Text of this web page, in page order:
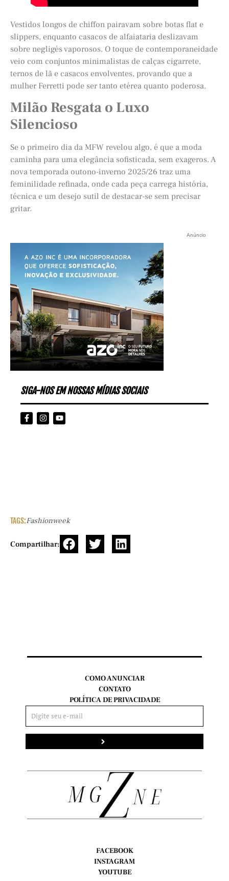
Vestidos longos de chiffon pairavam sobre botas flat e
slippers, enquanto casacos de alfaiataria deslizavam
sobre negligés vaporosos. O toque de contemporaneidade
veio com conjuntos minimalistas de calças cigarrete,
ternos de lã e casacos envolventes, provando que a
mulher Ferretti pode ser tanto etérea quanto poderosa.
Milão Resgata o Luxo
Silencioso
Se o primeiro dia da MFW revelou algo, é que a moda
caminha para uma elegância sofisticada, sem exageros. A
nova temporada outono-inverno 2025/26 traz uma
feminilidade refinada, onde cada peça carrega história,
técnica e um desejo sutil de destacar-se sem precisar
gritar.
Anúncio
SIGA-NOS EM NOSSAS MÍDIAS SOCIAIS
TAGS:Fashionweek
Compartilhar:
FACEBOOK
INSTAGRAM
YOUTUBE
COMO ANUNCIAR
CONTATO
POLÍTICA DE PRIVACIDADE